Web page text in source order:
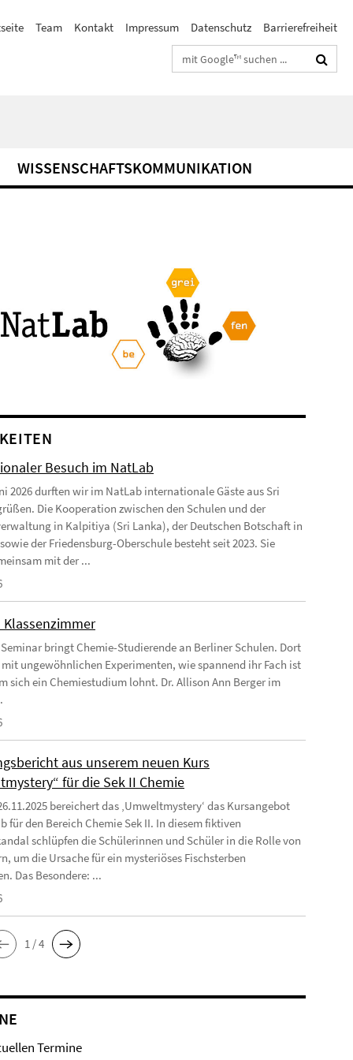
Team Kontakt Impressum Datenschutz
Barrierefreiheit
Suchbegriffe
WISSENSCHAFTSKOMMUNIKATION
Besuch im NatLab
2026 durften wir im NatLab internationale Gäste aus Sri
Die Kooperation zwischen den Schulen und der
in Kalpitiya (Sri Lanka), der Deutschen Botschaft in
der Friedensburg-Oberschule besteht seit 2023. Sie
mit der ...
bringt Chemie-Studierende an Berliner Schulen. Dort
mit ungewöhnlichen Experimenten, wie spannend ihr Fach ist
sich ein Chemiestudium lohnt. Dr. Allison Ann Berger im
aus unserem neuen Kurs
für die Sek II Chemie
bereichert das ‚Umweltmystery‘ das Kursangebot
für den Bereich Chemie Sek II. In diesem fiktiven
schlüpfen die Schülerinnen und Schüler in die Rolle von
um die Ursache für ein mysteriöses Fischsterben
Das Besondere: ...
1 / 4
Termine